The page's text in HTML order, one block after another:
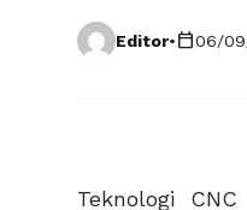
Editor•calendar_today06/
Teknologi